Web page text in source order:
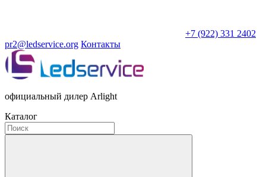
+7 (922) 331 2402
pr2@ledservice.org Контакты
официальный дилер Arlight
Каталог